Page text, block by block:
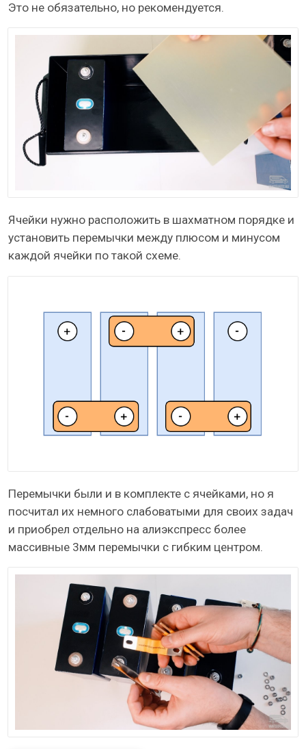
Это не обязательно, но рекомендуется.
Ячейки нужно расположить в шахматном порядке и
установить перемычки между плюсом и минусом
каждой ячейки по такой схеме.
Перемычки были и в комплекте с ячейками, но я
посчитал их немного слабоватыми для своих задач
и приобрел отдельно на алиэкспресс более
массивные 3мм перемычки с гибким центром.